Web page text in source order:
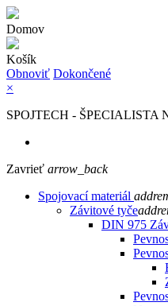
Domov
Košík
Obnoviť Dokončené
×
SPOJTECH -
Zavrieť arrow_back
Spojovací materiál add
Závitové tyčeadd
DIN 975